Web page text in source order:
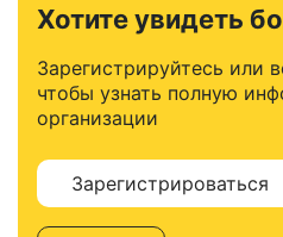
Хотите увидеть
Зарегистрируйтесь или
чтобы узнать полную
организации
Зарегистрироваться